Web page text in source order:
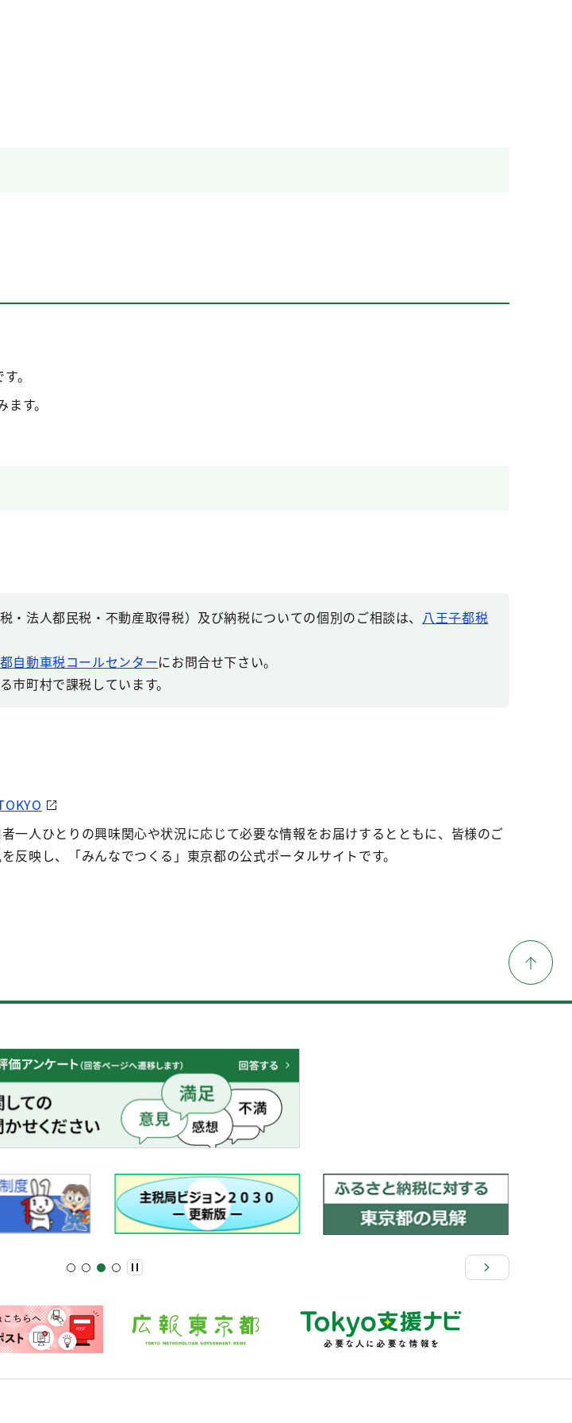
。
す。
法人都民税・不動産取得税）及び納税についての個別のご相談は、 八王子都税
自動車税コールセンターにお問合せ下さい。
町村で課税しています。
一人ひとりの興味関心や状況に応じて必要な情報をお届けするとともに、皆様のご
反映し、「みんなでつくる」東京都の公式ポータルサイトです。